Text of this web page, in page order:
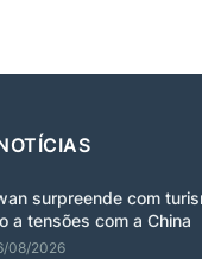
surpreende com
a tensões com a China
08/2026